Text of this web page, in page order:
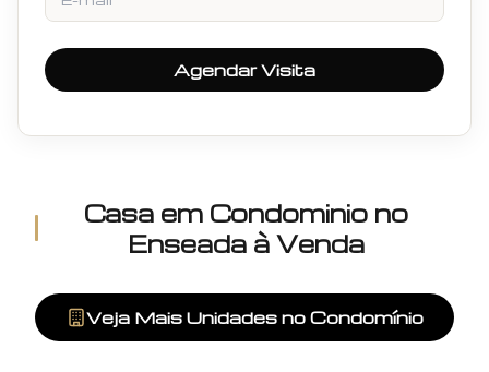
Casa em Condominio no
Enseada à Venda
Veja Mais Unidades no Condomínio
Agendar Visita